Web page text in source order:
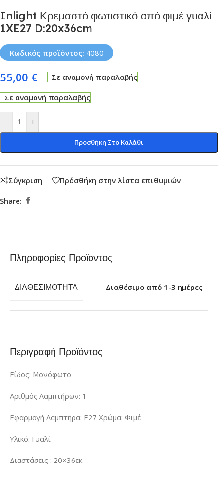
Inlight Κρεμαστό φωτιστικό από φιμέ γυαλί
1XE27 D:20x36cm
Κωδικός προϊόντος: 4080
55,00 € Σε αναμονή παραλαβής
Σε αναμονή παραλαβής
- +
Προσθήκη Στο Καλάθι
Σύγκριση Πρόσθήκη στην λίστα επιθυμιών
Share:
Περιγραφή Προϊόντος
Είδος: Μονόφωτο
Αριθμός Λαμπτήρων: 1
Εφαρμογή Λαμπτήρα: E27 Χρώμα: Φιμέ
Υλικό: Γυαλί
Διαστάσεις : 20×36εκ
Πληροφορίες Προϊόντος
ΔΙΑΘΕΣΙΜΌΤΗΤΑ Διαθέσιμο από 1-3 ημέρες